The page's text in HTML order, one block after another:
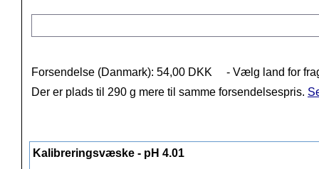
Forsendelse (Danmark): 54,00 DKK
- Vælg land for
Der er plads til 290 g mere til samme forsendelsespris.
Kalibreringsvæske - pH 4.01